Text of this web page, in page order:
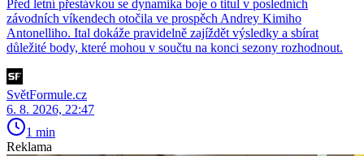
Před letní přestávkou se dynamika boje o titul v posledních
závodních víkendech otočila ve prospěch Andrey Kimiho
Antonelliho. Ital dokáže pravidelně zajíždět výsledky a sbírat
důležité body, které mohou v součtu na konci sezony rozhodnout.
SvětFormule.cz
6. 8. 2026, 22:47
1 min
Reklama